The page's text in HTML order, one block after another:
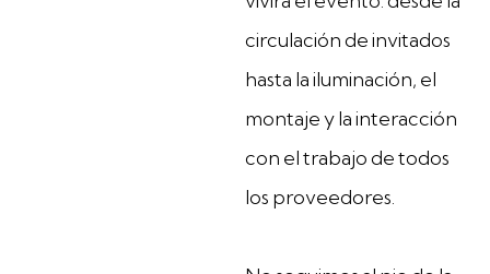
circulación de invitados
hasta la iluminación, el
montaje y la interacción
con el trabajo de todos
los proveedores.